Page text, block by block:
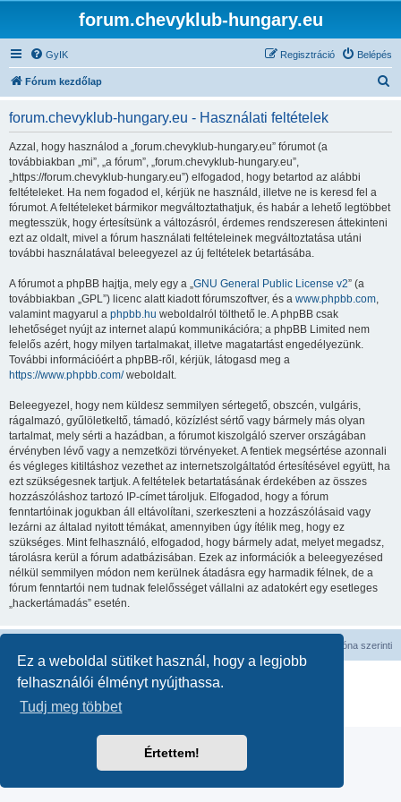
Ez a weboldal sütiket használ, hogy a legjobb
felhasználói élményt nyújthassa.
Tudj meg többet
Értettem!
forum.chevyklub-hungary.eu
GyIK Belépés
Regisztráció
Fórum kezdőlap
forum.chevyklub-hungary.eu - Használati feltételek
Azzal, hogy használod a „forum.chevyklub-hungary.eu” fórumot (a
továbbiakban „mi”, „a fórum”, „forum.chevyklub-hungary.eu”,
„https://forum.chevyklub-hungary.eu”) elfogadod, hogy betartod az alábbi
feltételeket. Ha nem fogadod el, kérjük ne használd, illetve ne is keresd fel a
fórumot. A feltételeket bármikor megváltoztathatjuk, és habár a lehető legtöbbet
megtesszük, hogy értesítsünk a változásról, érdemes rendszeresen áttekinteni
ezt az oldalt, mivel a fórum használati feltételeinek megváltoztatása utáni
további használatával beleegyezel az új feltételek betartásába.
A fórumot a phpBB hajtja, mely egy a „GNU General Public License v2” (a
továbbiakban „GPL”) licenc alatt kiadott fórumszoftver, és a www.phpbb.com,
valamint magyarul a phpbb.hu weboldalról tölthető le. A phpBB csak
lehetőséget nyújt az internet alapú kommunikációra; a phpBB Limited nem
felelős azért, hogy milyen tartalmakat, illetve magatartást engedélyezünk.
További információért a phpBB-ről, kérjük, látogasd meg a
https://www.phpbb.com/weboldalt.
Beleegyezel, hogy nem küldesz semmilyen sértegető, obszcén, vulgáris,
rágalmazó, gyűlöletkeltő, támadó, közízlést sértő vagy bármely más olyan
tartalmat, mely sérti a hazádban, a fórumot kiszolgáló szerver országában
érvényben lévő vagy a nemzetközi törvényeket. A fentiek megsértése azonnali
és végleges kitiltáshoz vezethet az internetszolgáltatód értesítésével együtt, ha
ezt szükségesnek tartjuk. A feltételek betartatásának érdekében az összes
hozzászóláshoz tartozó IP-címet tároljuk. Elfogadod, hogy a fórum
fenntartóinak jogukban áll eltávolítani, szerkeszteni a hozzászólásaid vagy
lezárni az általad nyitott témákat, amennyiben úgy ítélik meg, hogy ez
szükséges. Mint felhasználó, elfogadod, hogy bármely adat, melyet megadsz,
tárolásra kerül a fórum adatbázisában. Ezek az információk a beleegyezésed
nélkül semmilyen módon nem kerülnek átadásra egy harmadik félnek, de a
fórum fenntartói nem tudnak felelősséget vállalni az adatokért egy esetleges
„hackertámadás” esetén.
időzóna szerinti
Powered by phpBB
® Forum Software © phpBB Limited
Magyar fordítás ©
Adatvédelmi nyilatkozat